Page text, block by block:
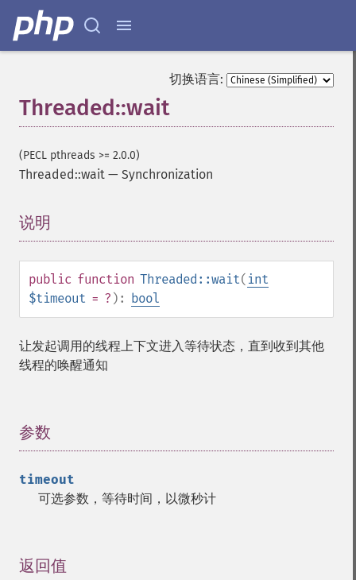
切换语言:
Threaded::wait
(PECL pthreads >= 2.0.0)
Threaded::wait — Synchronization
说明
public function Threaded::wait( int
$timeout = ? ): bool
让发起调用的线程上下文进入等待状态，直到收到其他
线程的唤醒通知
参数
timeout
可选参数，等待时间，以微秒计
返回值